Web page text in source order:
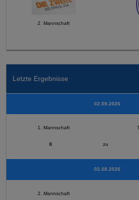
2. Mannschaft
Letzte Ergebnisse
02.08.2026
1. Mannschaft
0 zu
02.08.2026
2. Mannschaft